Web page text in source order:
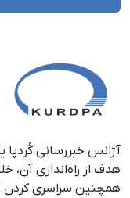
همچنین سراسری کردن